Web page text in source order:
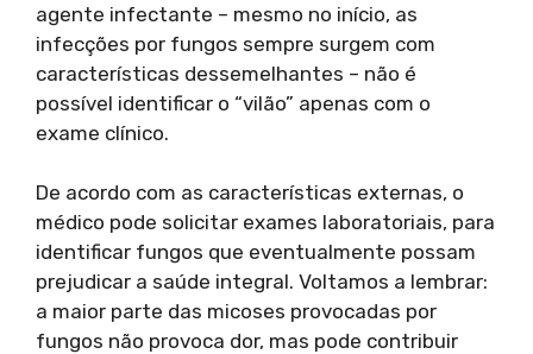
agente infectante – mesmo no início, as
infecções por fungos sempre surgem com
características dessemelhantes – não é
possível identificar o “vilão” apenas com o
exame clínico.
De acordo com as características externas, o
médico pode solicitar exames laboratoriais, para
identificar fungos que eventualmente possam
prejudicar a saúde integral. Voltamos a lembrar:
a maior parte das micoses provocadas por
fungos não provoca dor, mas pode contribuir